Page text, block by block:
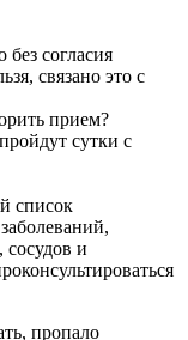
согласия
связано это с
прием?
сутки с
список
и
пропало